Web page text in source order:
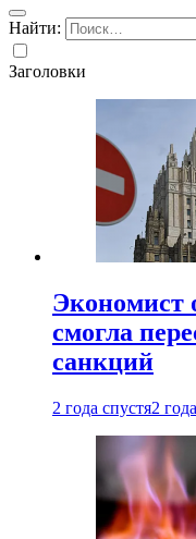
Найти:
Заголовки
Экономист
смогла
санкций
2 года спустя2